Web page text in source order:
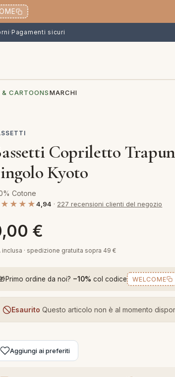
·Pagamenti sicuri
CARTOONSMARCHI
Copriletto
Kyoto
Cotone
4,94 · 227 recensioni clienti del negozio
€
inclusa · spedizione gratuita sopra 49 €
Primo ordine da noi? −10% col codice WELCOME
Esaurito Questo articolo non è al momento
Aggiungi ai preferiti